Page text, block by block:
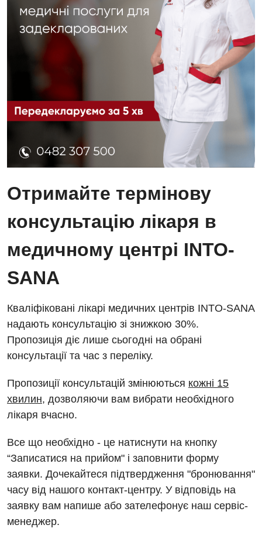
Отримайте термінову
консультацію лікаря в
медичному центрі INTO-
SANA
Кваліфіковані лікарі медичних центрів INTO-SANA
надають консультацію зі знижкою 30%.
Пропозиція діє лише сьогодні на обрані
консультації та час з переліку.
Пропозиції консультацій змінюються кожні 15
хвилин, дозволяючи вам вибрати необхідного
лікаря вчасно.
Все що необхідно - це натиснути на кнопку
“Записатися на прийом" і заповнити форму
заявки. Дочекайтеся підтвердження "бронювання"
часу від нашого контакт-центру. У відповідь на
заявку вам напише або зателефонує наш сервіс-
менеджер.